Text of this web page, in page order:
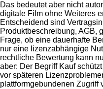
Das bedeutet aber nicht
digitale Film ohne Weiteres
Entscheidend sind
Produktbeschreibung, AGB,
Frage, ob eine dauerhafte
nur eine lizenzabhängige
rechtliche Bewertung kann
aber: Der Begriff Kauf
vor späteren
plattformgebundenen Zugriff